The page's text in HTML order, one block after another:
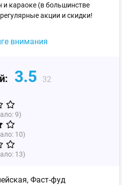
и караоке (в большинстве
акции и скидки!
внимания
3.5 32
9)
10)
13)
, Фаст-фуд